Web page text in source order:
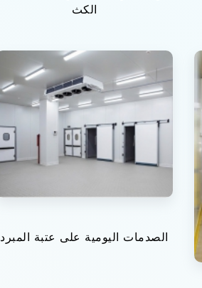
الكث
الصدمات اليومية على عتبة المبرد